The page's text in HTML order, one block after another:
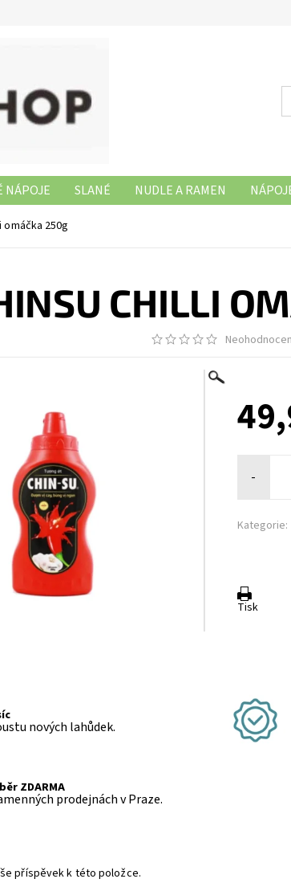
NÁPOJE SLANÉ NUDLE A RAMEN
omáčka 250g
CHILLI
-
Kategorie:
Tisk
nových lahůdek.
ZDARMA
prodejnách v Praze.
příspěvek k této položce.